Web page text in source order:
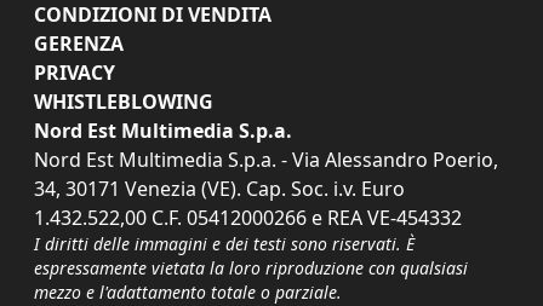
CONDIZIONI DI VENDITA
GERENZA
PRIVACY
WHISTLEBLOWING
Nord Est Multimedia S.p.a.
Nord Est Multimedia S.p.a. - Via Alessandro Poerio,
34, 30171 Venezia (VE). Cap. Soc. i.v. Euro
1.432.522,00 C.F. 05412000266 e REA VE-454332
I diritti delle immagini e dei testi sono riservati. È
espressamente vietata la loro riproduzione con qualsiasi
mezzo e l'adattamento totale o parziale.